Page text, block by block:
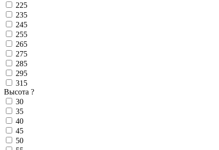
225
235
245
255
265
275
285
295
315
Высота ?
30
35
40
45
50